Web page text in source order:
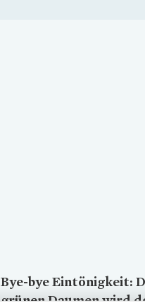
Bye-bye Eintönigkeit:
grünen Daumen wird